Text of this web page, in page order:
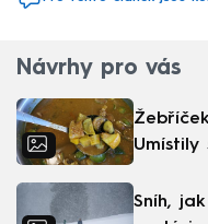
Návrhy pro vás
Umístily
Sníh,